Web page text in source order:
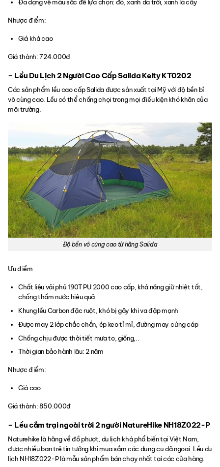
Đa dạng về màu sắc để lựa chọn: đỏ, xanh da trời, xanh lá cây
Nhược điểm:
Giá khá cao
Giá thành: 724.000đ
– Lều Du Lịch 2 Người Cao Cấp Salida Kelty KT0202
Các sản phẩm lều cao cấp Salida được sản xuất tại Mỹ với độ bền bỉ
vô cùng cao. Lều có thể chống chọi trong mọi điều kiện khó khăn của
môi trường.
Độ bền vô cùng cao từ hãng Salida
Ưu điểm
Chất liệu vải phủ 190T PU 2000 cao cấp, khả năng giữ nhiệt tốt,
chống thấm nước hiệu quả
Khung lều Carbon đặc ruột, khó bị gãy khi va đập mạnh
Được may 2 lớp chắc chắn, ép keo tỉ mỉ, đường may cứng cáp
Chống chịu được thời tiết mưa to, giống,..
Thời gian bảo hành lâu: 2 năm
Nhược điểm:
Giá cao
Giá thành: 850.000đ
– Lều cắm trại ngoài trời 2 người NatureHike NH18Z022-P
Naturehike là hãng về đồ phượt, du lịch khá phổ biến tại Việt Nam,
được nhiều bạn trẻ tin tưởng khi mua sắm các dụng cụ dã ngoại. Lều du
lịch NH18Z022-P là mẫu sản phẩm bán chạy nhất tại các cửa hàng.